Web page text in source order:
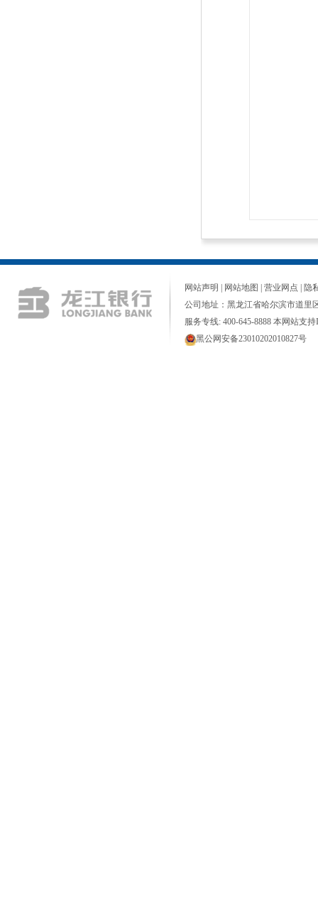
网站声明 网站地图 营业网点
隐
公司地址：黑龙江省哈尔滨市道里
服务专线: 400-645-8888 本网站支持
黑公网安备23010202010827号